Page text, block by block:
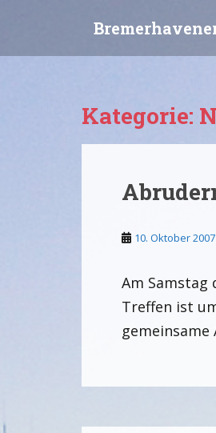
Kategorie:
10. Oktober 2007
Am
Treffen ist